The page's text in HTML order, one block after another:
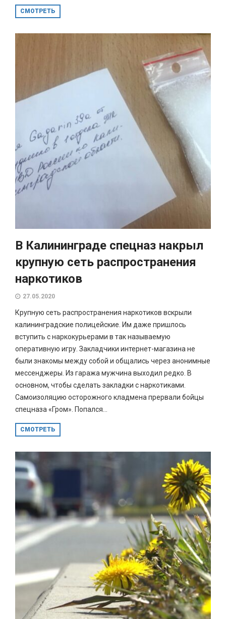
СМОТРЕТЬ
В Калининграде спецназ накрыл
крупную сеть распространения
наркотиков
27.05.2020
Крупную сеть распространения наркотиков вскрыли
калининградские полицейские. Им даже пришлось
вступить с наркокурьерами в так называемую
оперативную игру. Закладчики интернет-магазина не
были знакомы между собой и общались через анонимные
мессенджеры. Из гаража мужчина выходил редко. В
основном, чтобы сделать закладки с наркотиками.
Самоизоляцию осторожного кладмена прервали бойцы
спецназа «Гром». Попался...
СМОТРЕТЬ